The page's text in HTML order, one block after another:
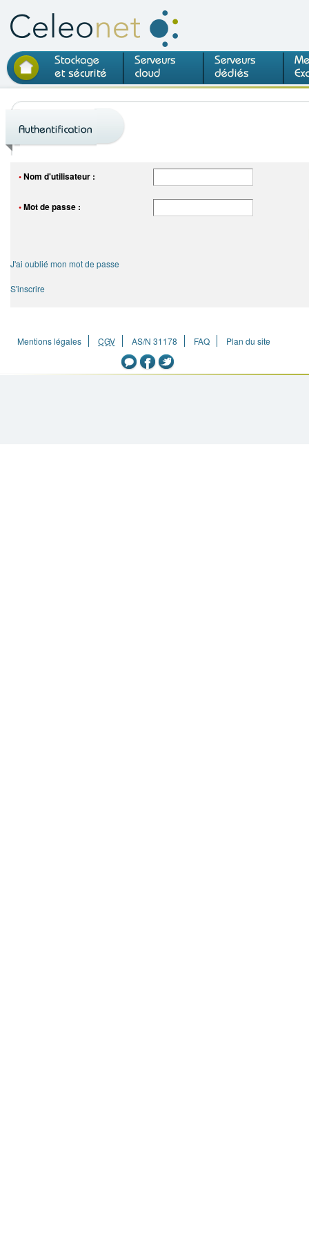
Nom d'utilisateur :
Mot de passe :
J'ai oublié mon mot de passe
S'inscrire
Mentions légales CGV AS/N 31178 FAQ Plan du site